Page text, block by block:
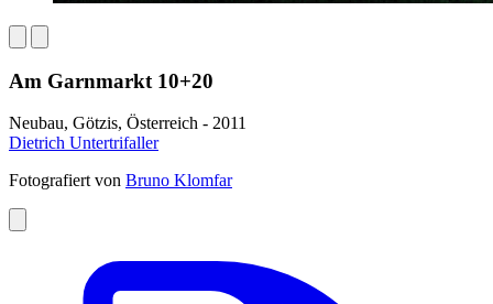
Am Garnmarkt 10+20
Neubau, Götzis, Österreich - 2011
Dietrich Untertrifaller
Fotografiert von Bruno Klomfar